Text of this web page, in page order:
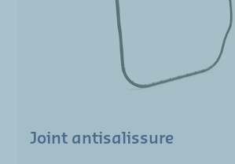
Joint antisalissure